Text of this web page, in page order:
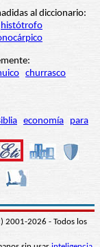
al diccionario:
histótrofo
churrasco
economía para
2001-2026 - Todos los